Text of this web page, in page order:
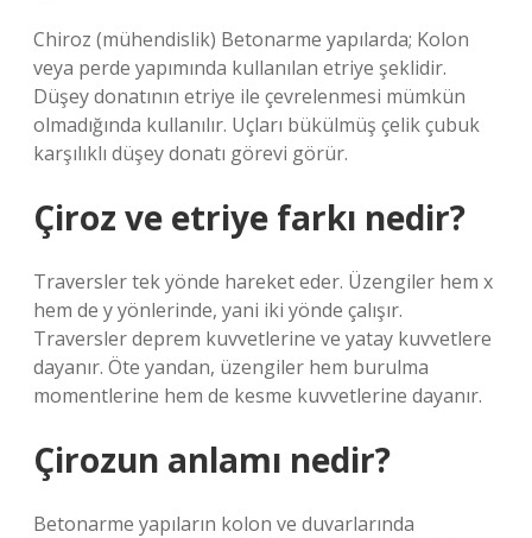
Chiroz (mühendislik) Betonarme yapılarda; Kolon
veya perde yapımında kullanılan etriye şeklidir.
Düşey donatının etriye ile çevrelenmesi mümkün
olmadığında kullanılır. Uçları bükülmüş çelik çubuk
karşılıklı düşey donatı görevi görür.
Çiroz ve etriye farkı nedir?
Traversler tek yönde hareket eder. Üzengiler hem x
hem de y yönlerinde, yani iki yönde çalışır.
Traversler deprem kuvvetlerine ve yatay kuvvetlere
dayanır. Öte yandan, üzengiler hem burulma
momentlerine hem de kesme kuvvetlerine dayanır.
Çirozun anlamı nedir?
Betonarme yapıların kolon ve duvarlarında